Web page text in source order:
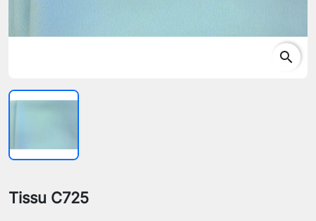
search
Tissu C725